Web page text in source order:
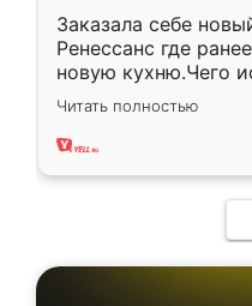
Заказала себе
Ренессанс где
новую кухню.Чего
вполне довольна.
два года, нареканий
Читать полностью